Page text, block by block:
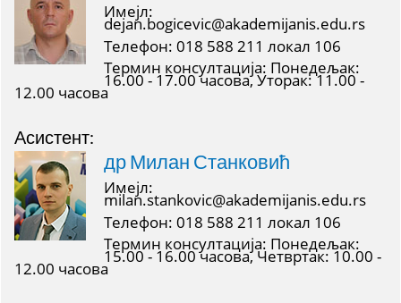
Имејл:
dejan.bogicevic@akademijanis.edu.rs
Телефон: 018 588 211 локал 106
Термин консултација: Понедељак:
16.00 - 17.00 часова, Уторак: 11.00 -
12.00 часова
Асистент:
др Милан Станковић
Имејл:
milan.stankovic@akademijanis.edu.rs
Телефон: 018 588 211 локал 106
Термин консултација: Понедељак:
15.00 - 16.00 часова, Четвртак: 10.00 -
12.00 часова